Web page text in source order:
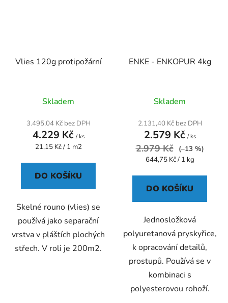
Vlies 120g protipožární
hodnocení
produktu
je
5,0
z
5
hvězdiček.
Skladem
3.495,04 Kč bez DPH
4.229 Kč / ks
Měrná
21,15 Kč / 1 m2
DO KOŠÍKU
Skelné rouno (vlies) se
používá jako separační
vrstva v pláštích plochých
střech. V roli je 200m2.
ENKE - ENKOPUR 4kg
hodnocení
produktu
je
3,8
z
5
hvězdiček.
Skladem
2.131,40 Kč bez DPH
2.579 Kč / ks
2.979 Kč
(–13 %)
Měrná
644,75 Kč / 1 kg
DO KOŠÍKU
Jednosložková
polyuretanová pryskyřice,
k opracování detailů,
prostupů. Používá se v
kombinaci s
polyesterovou rohoží.